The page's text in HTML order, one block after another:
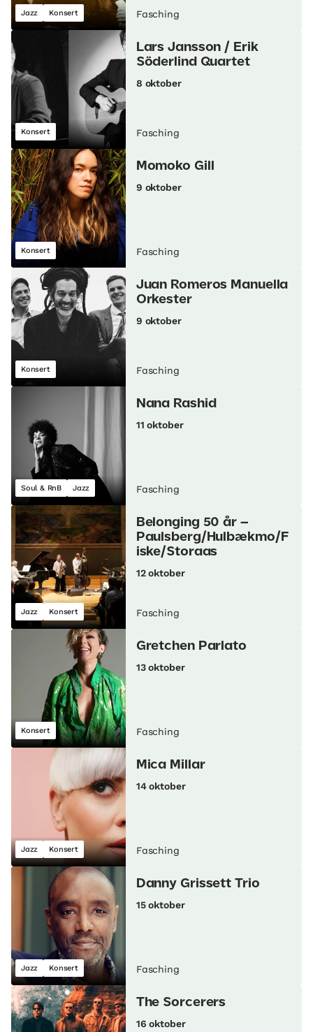
Jazz Konsert Fasching
Konsert
Lars Jansson / Erik
Söderlind Quartet
8 oktober
Fasching
Konsert
Momoko Gill
9 oktober
Fasching
Konsert
Juan Romeros Manuella
Orkester
9 oktober
Fasching
Soul & RnB Jazz
Nana Rashid
11 oktober
Fasching
Jazz Konsert
Belonging 50 år –
Paulsberg/Hulbækmo/F
iske/Storaas
12 oktober
Fasching
Konsert
Gretchen Parlato
13 oktober
Fasching
Jazz Konsert
Mica Millar
14 oktober
Fasching
Jazz Konsert
Danny Grissett Trio
15 oktober
Fasching
The Sorcerers
16 oktober